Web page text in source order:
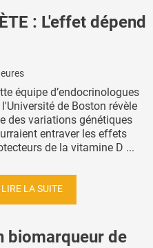
: L'effet dépend
équipe d’endocrinologues
l'Université de Boston révèle
des variations génétiques
entraver les effets
de la vitamine D ...
LIRE LA SUITE
biomarqueur de